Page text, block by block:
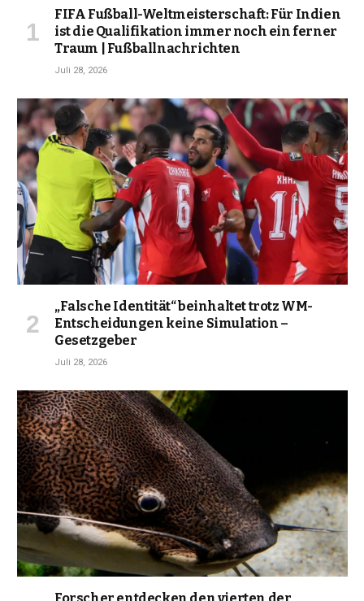
FIFA Fußball-Weltmeisterschaft: Für Indien
ist die Qualifikation immer noch ein ferner
Traum | Fußballnachrichten
Juli 28, 2026
„Falsche Identität“ beinhaltet trotz WM-
Entscheidungen keine Simulation –
Gesetzgeber
Juli 28, 2026